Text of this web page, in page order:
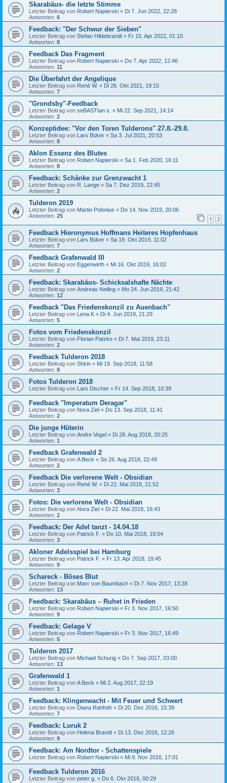
Skarabäus- die letzte Stimme
Letzter Beitrag von Robert Napierski « Di 7. Jun 2022, 22:28
Antworten: 6
Feedback: "Der Schwur der Sieben"
Letzter Beitrag von Stefan Hildebrandt « Fr 15. Apr 2022, 01:15
Antworten: 8
Feedback Das Fragment
Letzter Beitrag von Robert Napierski « Do 7. Apr 2022, 12:46
Antworten: 11
Die Überfahrt der Angelique
Letzter Beitrag von René W. « Di 26. Okt 2021, 19:15
Antworten: 7
"Grondsby"-Feedback
Letzter Beitrag von seBASTIan s. « Mi 22. Sep 2021, 14:14
Antworten: 2
Konzeptidee: "Vor den Toren Tulderons" 27.8.-29.8.
Letzter Beitrag von Lars Büker « Sa 3. Jul 2021, 20:53
Antworten: 8
Aklon Essenz des Blutes
Letzter Beitrag von Robert Napierski « Sa 1. Feb 2020, 16:11
Antworten: 8
Feedback: Schänke zur Grenzwacht 1
Letzter Beitrag von R. Lange « Sa 7. Dez 2019, 22:45
Antworten: 2
Tulderon 2019
Letzter Beitrag von Martin Polonius « Do 14. Nov 2019, 20:06
Antworten: 25 1 2
Feedback Hieronymus Hoffmans Heiteres Hopfenhaus
Letzter Beitrag von Lars Büker « Sa 19. Okt 2019, 11:02
Antworten: 7
Feedback Grafenwald III
Letzter Beitrag von Eggenwirth « Mi 16. Okt 2019, 16:02
Antworten: 2
Feedback: Skarabäus- Schicksalshafte Nächte
Letzter Beitrag von Andreas Neiling « Mo 24. Jun 2019, 21:42
Antworten: 12
Feedback "Das Friedenskonzil zu Auenbach"
Letzter Beitrag von Lena K « Di 4. Jun 2019, 21:29
Antworten: 5
Fotos vom Friedenskonzil
Letzter Beitrag von Florian Patzke « Di 7. Mai 2019, 23:11
Antworten: 2
Feedback Tulderon 2018
Letzter Beitrag von Shirin « Mi 19. Sep 2018, 11:58
Antworten: 8
Fotos Tulderon 2018
Letzter Beitrag von Lars Discher « Fr 14. Sep 2018, 10:39
Feedback "Imperatum Deragar"
Letzter Beitrag von Nora Ziel « Do 13. Sep 2018, 11:41
Antworten: 2
Die junge Hüterin
Letzter Beitrag von Andre Vogel « Di 28. Aug 2018, 20:25
Antworten: 1
Feedback Grafenwald 2
Letzter Beitrag von A Beck « So 26. Aug 2018, 22:49
Antworten: 2
Feedback Die verlorene Welt - Obsidian
Letzter Beitrag von René W. « Di 22. Mai 2018, 21:52
Antworten: 3
Fotos: Die verlorene Welt - Obsidian
Letzter Beitrag von Nora Ziel « Di 22. Mai 2018, 16:43
Antworten: 2
Feedback: Der Adel tanzt - 14.04.18
Letzter Beitrag von Patrick F. « Do 10. Mai 2018, 19:04
Antworten: 3
Akloner Adelsspiel bei Hamburg
Letzter Beitrag von Patrick F. « Fr 13. Apr 2018, 19:45
Antworten: 9
Schareck - Böses Blut
Letzter Beitrag von Marc von Baumbach « Di 7. Nov 2017, 13:28
Antworten: 13
Feedback: Skarabäus – Ruhet in Frieden
Letzter Beitrag von Robert Napierski « Fr 3. Nov 2017, 16:50
Antworten: 9
Feedback: Gelage V
Letzter Beitrag von Robert Napierski « Fr 3. Nov 2017, 16:49
Antworten: 5
Tulderon 2017
Letzter Beitrag von Michael Schurig « Do 7. Sep 2017, 03:00
Antworten: 13
Grafenwald 1
Letzter Beitrag von A Beck « Mi 2. Aug 2017, 22:19
Antworten: 1
Feedback: Klingenwacht - Mit Feuer und Schwert
Letzter Beitrag von Diana Rahfoth « Di 20. Dez 2016, 15:39
Antworten: 7
Feedback: Luruk 2
Letzter Beitrag von Helena Brandt « Di 13. Dez 2016, 12:26
Antworten: 9
Feedback: Am Nordtor - Schattenspiele
Letzter Beitrag von Robert Napierski « Mi 9. Nov 2016, 17:01
Feedback Tulderon 2016
Letzter Beitrag von peter g. « Do 6. Okt 2016, 00:29